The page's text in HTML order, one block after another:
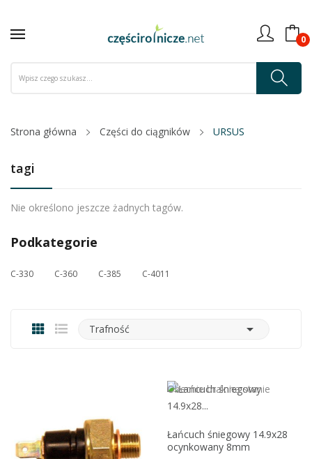
0
Strona główna Części do ciągników URSUS
tagi
Nie określono jeszcze żadnych tagów.
Podkategorie
C-330 C-360 C-385 C-4011
Trafność 
Obecnie brak na stanie
Łańcuch śniegowy 14.9x28
ocynkowany 8mm